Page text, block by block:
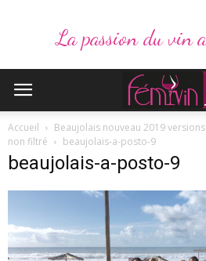
La passion du vin
Accueil
Beaujolais nouveau 2019
non filtré
beaujolais-a-posto-9
beaujolais-a-posto-9